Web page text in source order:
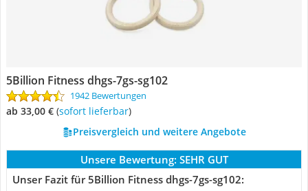
5Billion Fitness dhgs-7gs-sg102
1942 Bewertungen
ab 33,00 € ( Sofort lieferbar)
Preisvergleich und weitere Angebote
Unsere Bewertung: SEHR GUT
Unser Fazit für 5Billion Fitness dhgs-7gs-sg102: